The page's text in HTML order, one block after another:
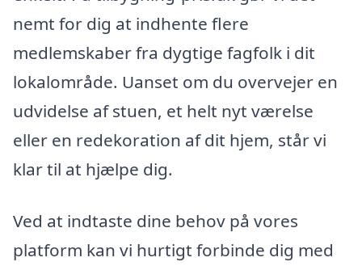
nemt for dig at indhente flere
medlemskaber fra dygtige fagfolk i dit
lokalområde. Uanset om du overvejer en
udvidelse af stuen, et helt nyt værelse
eller en redekoration af dit hjem, står vi
klar til at hjælpe dig.
Ved at indtaste dine behov på vores
platform kan vi hurtigt forbinde dig med